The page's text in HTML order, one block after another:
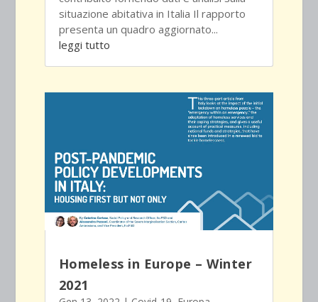
situazione abitativa in Italia Il rapporto
presenta un quadro aggiornato...
leggi tutto
Homeless in Europe – Winter
2021